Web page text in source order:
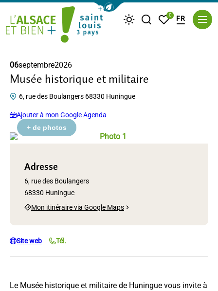
Afficher la barre de navigation du
MétéoJe recherche
Mes favoris
0 FR
06septembre2026
Musée historique et militaire
6, rue des Boulangers 68330 Huningue
Ajouter à mon Google Agenda
Le Musée historique et militaire de Huningue vous invite à
Photo 1, © Ville de Huningue
+ de photos
Photo 2, © Ville de Huningue
Huningue
Adresse
6, rue des Boulangers
68330 Huningue
Mon itinéraire via Google Maps
Site web Tél.